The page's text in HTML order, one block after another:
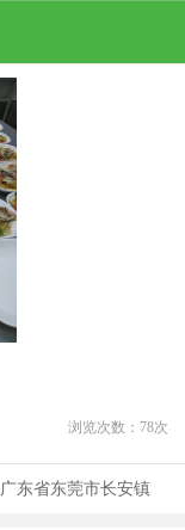
浏览次数： 78次
广东省东莞市长安镇